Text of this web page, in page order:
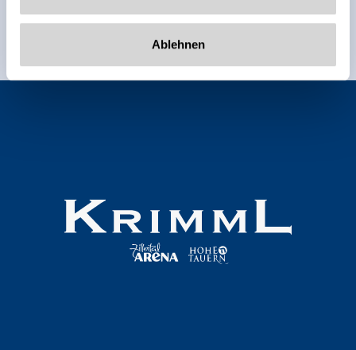
Ablehnen
Anmelden